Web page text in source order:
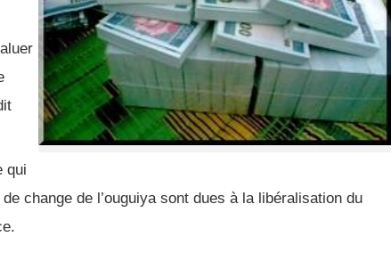
qui
change de l’ouguiya sont dues à la libéralisation du